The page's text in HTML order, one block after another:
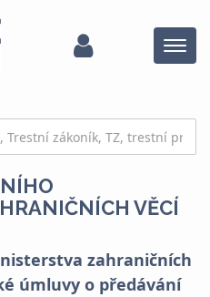
Menu
VĚCÍ
zahraničních
úmluvy o předávání